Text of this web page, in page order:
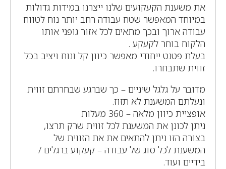
את משענת הקעקועים שלנו ייצרנו במידות גדולות
במיוחד המאפשר שטח עבודה רחב יותר נוח לטווח
עבודה ארוך ובכך מתאים לכל אזור גופני אותו
הלקוח בוחר לקעקע .
בעלת פטנט ייחודי מאפשר כיוון קל ונוח ויציב בכל
זווית שתבחרו.
מדובר על גלגל שיניים – כך שברגע שבחרתם זווית
ונעלתם המשענת לא תזוז.
אופציית כיוון מלאה – 360 מעלות
ניתן לכונן את המשענת לכל זווית שרק תרצו,
בצורה הזו ניתן להתאים את את הזווית של
המשענת לכל סוג של עבודה – קעקוע ברגלים /
בידיים ועוד.